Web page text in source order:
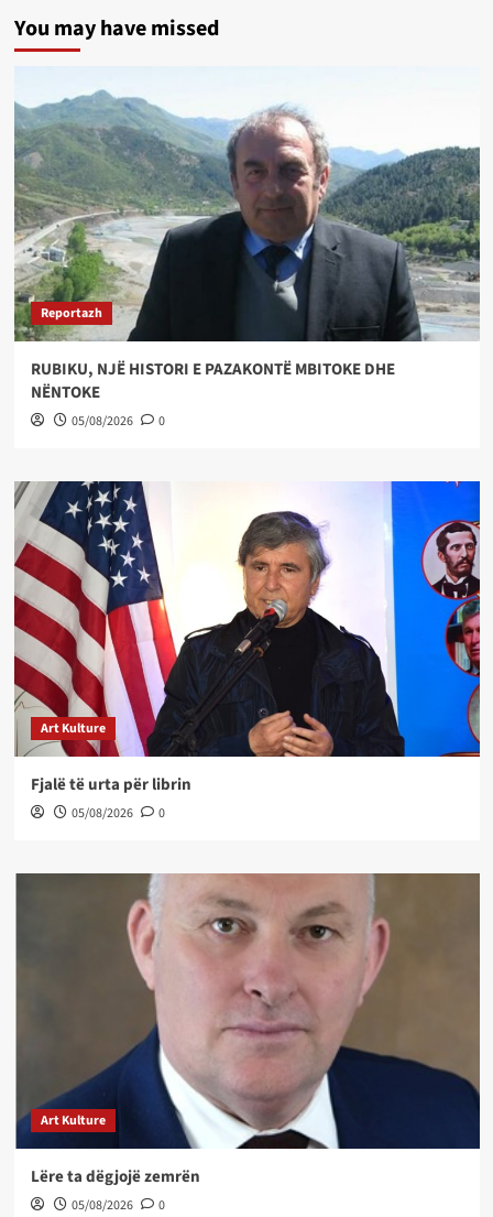
You may have missed
Reportazh
RUBIKU, NJË HISTORI E PAZAKONTË MBITOKE DHE
NËNTOKE
05/08/2026 0
Art Kulture
Fjalë të urta për librin
05/08/2026 0
Art Kulture
Lëre ta dëgjojë zemrën
05/08/2026 0